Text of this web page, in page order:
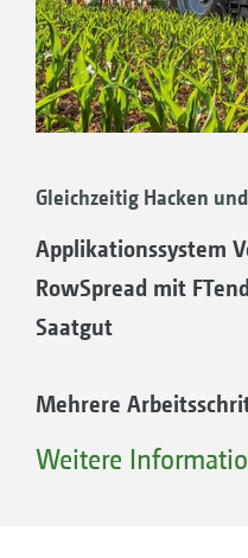
Gleichzeitig Hacken
Applikationssystem
RowSpread mit
Saatgut
Mehrere
Überfahrt
Weitere